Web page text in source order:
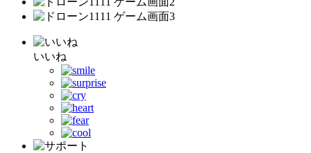
いいね